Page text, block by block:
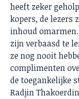
heeft zeker
kopers, de lezers
inhoud
zijn verbaasd te
ze nog nooit
complimenten
de toegankelijke
Radjin